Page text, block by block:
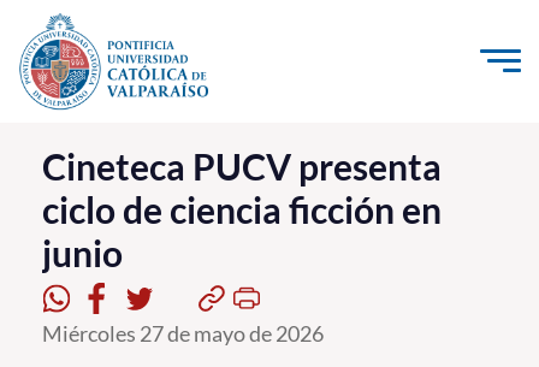
Click acá para ir directamente al contenido
La Universidad
Investigación, Creación e Innovación
PUCV Internacional
Vinculación con el Medio
Cineteca PUCV presenta
ciclo de ciencia ficción en
junio
Miércoles 27 de mayo de 2026